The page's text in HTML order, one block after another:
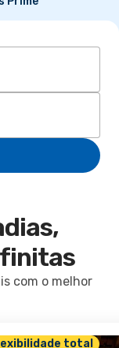
com o melhor
total